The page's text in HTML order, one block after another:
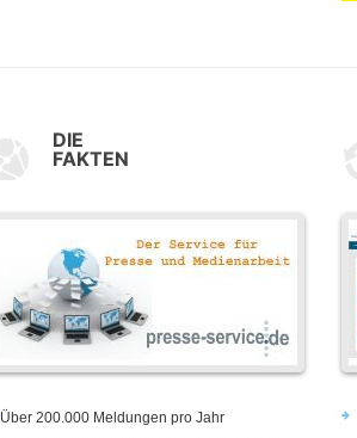
DIE
FAKTEN
Über 200.000 Meldungen pro Jahr